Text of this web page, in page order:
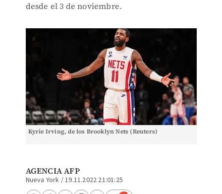
desde el 3 de noviembre.
Kyrie Irving, de los Brooklyn Nets (Reuters)
AGENCIA AFP
Nueva York /19.11.2022 21:01:25